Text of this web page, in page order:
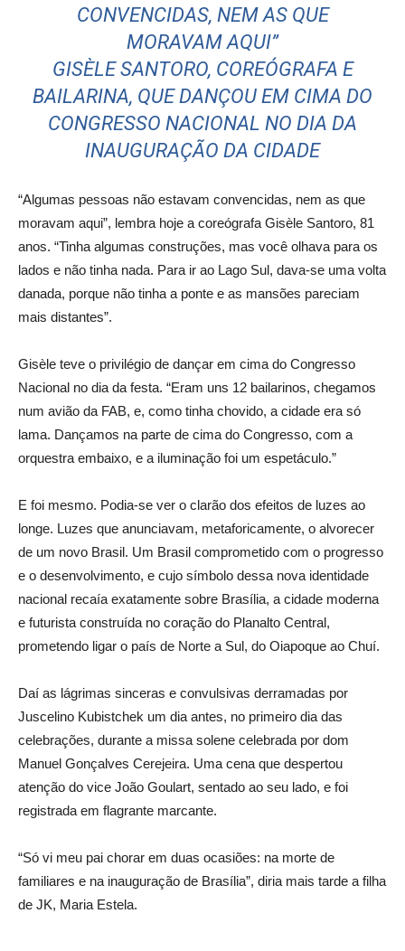
CONVENCIDAS, NEM AS QUE
MORAVAM AQUI”
GISÈLE SANTORO, COREÓGRAFA E
BAILARINA, QUE DANÇOU EM CIMA DO
CONGRESSO NACIONAL NO DIA DA
INAUGURAÇÃO DA CIDADE
“Algumas pessoas não estavam convencidas, nem as que
moravam aqui”, lembra hoje a coreógrafa Gisèle Santoro, 81
anos. “Tinha algumas construções, mas você olhava para os
lados e não tinha nada. Para ir ao Lago Sul, dava-se uma volta
danada, porque não tinha a ponte e as mansões pareciam
mais distantes”.
Gisèle teve o privilégio de dançar em cima do Congresso
Nacional no dia da festa. “Eram uns 12 bailarinos, chegamos
num avião da FAB, e, como tinha chovido, a cidade era só
lama. Dançamos na parte de cima do Congresso, com a
orquestra embaixo, e a iluminação foi um espetáculo.”
E foi mesmo. Podia-se ver o clarão dos efeitos de luzes ao
longe. Luzes que anunciavam, metaforicamente, o alvorecer
de um novo Brasil. Um Brasil comprometido com o progresso
e o desenvolvimento, e cujo símbolo dessa nova identidade
nacional recaía exatamente sobre Brasília, a cidade moderna
e futurista construída no coração do Planalto Central,
prometendo ligar o país de Norte a Sul, do Oiapoque ao Chuí.
Daí as lágrimas sinceras e convulsivas derramadas por
Juscelino Kubistchek um dia antes, no primeiro dia das
celebrações, durante a missa solene celebrada por dom
Manuel Gonçalves Cerejeira. Uma cena que despertou
atenção do vice João Goulart, sentado ao seu lado, e foi
registrada em flagrante marcante.
“Só vi meu pai chorar em duas ocasiões: na morte de
familiares e na inauguração de Brasília”, diria mais tarde a filha
de JK, Maria Estela.